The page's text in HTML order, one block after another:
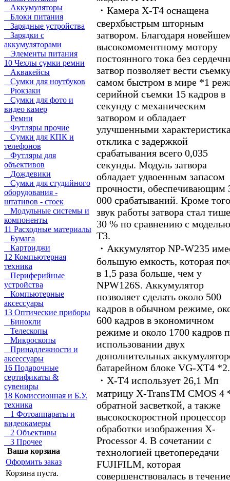
Аккумуляторы
Блоки питания
Зарядные устройства
Зарядки с
аккумуляторами
Элементы питания
10 Чехлы сумки ремни
Аквакейсы
Сумки для ноутбуков
Рюкзаки
Сумки для фото и
видео камер
Ремни
Футляры прочие
Сумки для КПК и
телефонов
Футляры для
объективов
Дождевики
Сумки для студийного
оборудования -
штативов - стоек
Модульные системы и
компоненты
11 Расходные материалы
Бумага
Картриджи
12 Компьютерная
техника
Периферийные
устройства
Компьютерные
аксессуары
13 Оптические приборы
Бинокли
Телескопы
Микроскопы
Принадлежности и
аксессуары
16 Подарочные
сертификаты &
сувениры
18 Комиссионная и Б.У.
техника
1 Фотоаппараты и
видеокамеры
2 Объективы
3 Прочее
Ваша корзина
Оформить заказ
Корзина пуста.
・Камера X-Т4 оснащена
сверхбыстрым шторным
затвором. Благодаря
высокомоментному мотору
постоянного тока без
затвор позволяет вести
самом быстром в мире *1
серийной съемки 15 кадров в
секунду c механическим
затвором и обладает
улучшенными
отклика с задержкой
срабатывания всего 0,035
секунды. Модуль затвора
обладает удвоенным запасом
прочности, обеспечивающим
000 срабатываний. Кроме
звук работы затвора стал
30 % по сравнению с
T3.
・Аккумулятор NP-W235
большую емкость, которая
в 1,5 раза больше, чем у
NPW126S. Аккумулятор
позволяет сделать около 500
кадров в обычном режиме,
600 кадров в экономичном
режиме и около 1700 кадров
использовании двух
дополнительных
батарейном блоке VG-XT4 *2.
・X-T4 использует 26,1 Мп
матрицу X-TransTM CMOS 4
обратной засветкой, а также
высокоскоростной процессор
обработки изображения X-
Processor 4. В сочетании с
технологией цветопередачи
FUJIFILM, которая
совершенствовалась в